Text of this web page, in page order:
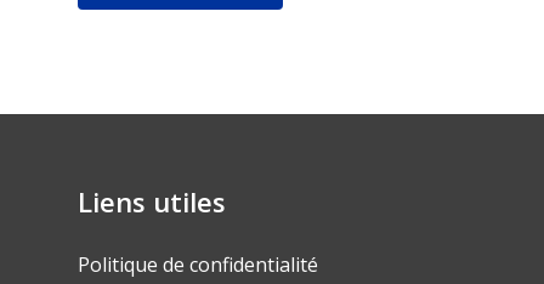
Liens utiles
Politique de confidentialité